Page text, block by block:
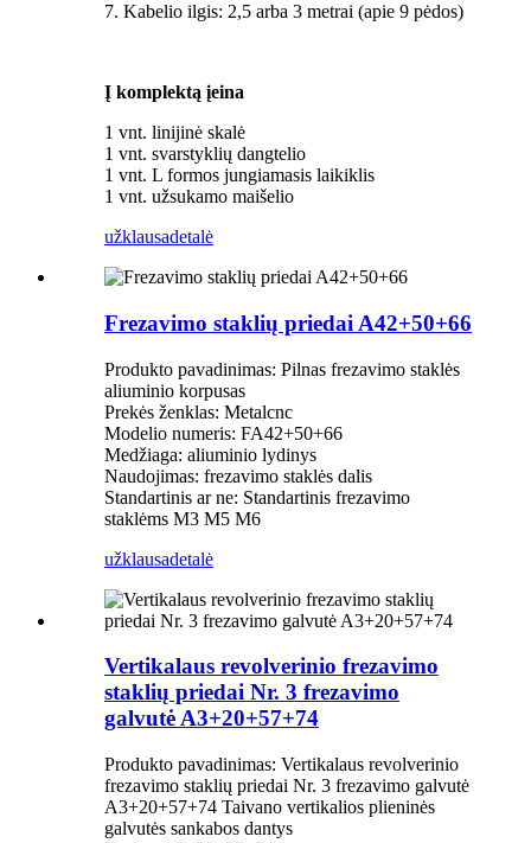
7. Kabelio ilgis: 2,5 arba 3 metrai (apie 9 pėdos)
Į komplektą įeina
1 vnt. linijinė skalė
1 vnt. svarstyklių dangtelio
1 vnt. L formos jungiamasis laikiklis
1 vnt. užsukamo maišelio
užklausadetalė
Frezavimo staklių priedai A42+50+66
Produkto pavadinimas: Pilnas frezavimo staklės
aliuminio korpusas
Prekės ženklas: Metalcnc
Modelio numeris: FA42+50+66
Medžiaga: aliuminio lydinys
Naudojimas: frezavimo staklės dalis
Standartinis ar ne: Standartinis frezavimo
staklėms M3 M5 M6
užklausadetalė
Vertikalaus revolverinio frezavimo
staklių priedai Nr. 3 frezavimo
galvutė A3+20+57+74
Produkto pavadinimas: Vertikalaus revolverinio
frezavimo staklių priedai Nr. 3 frezavimo galvutė
A3+20+57+74 Taivano vertikalios plieninės
galvutės sankabos dantys